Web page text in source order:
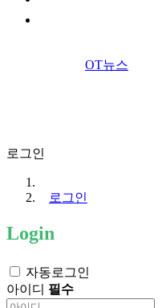
OT뉴스
로그인
로그인
Login
자동로그인
아이디 필수